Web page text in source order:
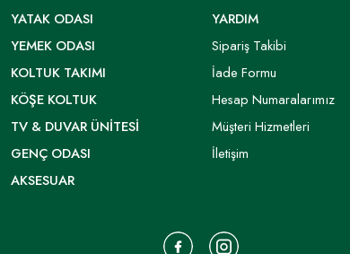
YATAK ODASI
YEMEK ODASI
KOLTUK TAKIMI
KÖŞE KOLTUK
TV & DUVAR ÜNITESI
GENÇ ODASI
AKSESUAR
YARDIM
Sipariş Takibi
İade Formu
Hesap Numaralarımız
Müşteri Hizmetleri
İletişim